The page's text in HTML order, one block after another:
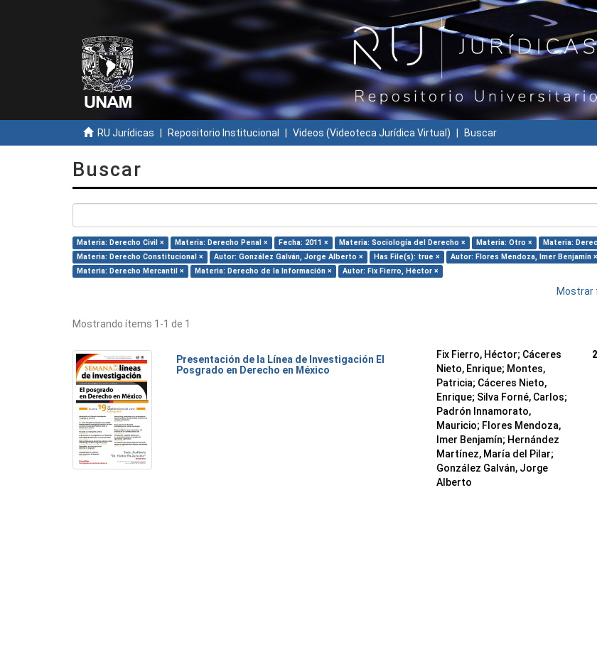
RU Jurídicas Repositorio Institucional Videos (Videoteca Jurídica Virtual) Buscar
Buscar
Materia: Derecho Civil × Materia: Derecho Penal × Fecha: 2011 × Materia: Sociología del Derecho × Materia: Otro ×
Materia:
Materia: Derecho Constitucional ×
Autor: González Galván, Jorge Alberto × Has File(s): true ×
Autor: Flores Mendoza, Imer Benjamín ×
Materia: Derecho Mercantil ×
Materia: Derecho de la Información × Autor: Fix Fierro, Héctor ×
Mostrar
Mostrando ítems 1-1 de 1
Presentación de la Línea de Investigación El
Posgrado en Derecho en México
Fix Fierro, Héctor; Cáceres
Nieto, Enrique; Montes,
Patricia; Cáceres Nieto,
Enrique; Silva Forné, Carlos;
Padrón Innamorato,
Mauricio; Flores Mendoza,
Imer Benjamín; Hernández
Martínez, María del Pilar;
González Galván, Jorge
Alberto